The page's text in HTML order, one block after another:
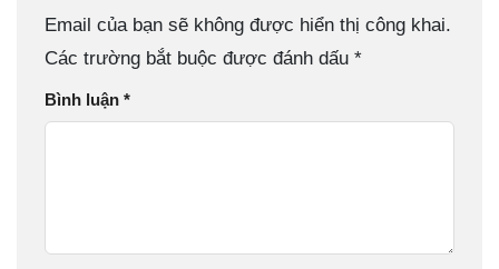
Email của bạn sẽ không được hiển thị công khai.
Các trường bắt buộc được đánh dấu *
Bình luận *